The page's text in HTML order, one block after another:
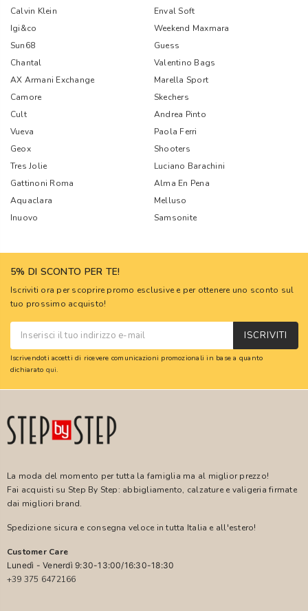
Calvin Klein
Enval Soft
Igi&co
Weekend Maxmara
Sun68
Guess
Chantal
Valentino Bags
AX Armani Exchange
Marella Sport
Camore
Skechers
Cult
Andrea Pinto
Vueva
Paola Ferri
Geox
Shooters
Tres Jolie
Luciano Barachini
Gattinoni Roma
Alma En Pena
Aquaclara
Melluso
Inuovo
Samsonite
5% DI SCONTO PER TE!
Iscriviti ora per scoprire promo esclusive e per ottenere uno sconto sul
tuo prossimo acquisto!
ISCRIVITI
Iscrivendoti accetti di ricevere comunicazioni promozionali in base a quanto
dichiarato qui.
La moda del momento per tutta la famiglia ma al miglior prezzo!
Fai acquisti su Step By Step: abbigliamento, calzature e valigeria firmate
dai migliori brand.
Spedizione sicura e consegna veloce in tutta Italia e all'estero!
Customer Care
Lunedì - Venerdì 9:30-13:00/16:30-18:30
+39 375 6472166